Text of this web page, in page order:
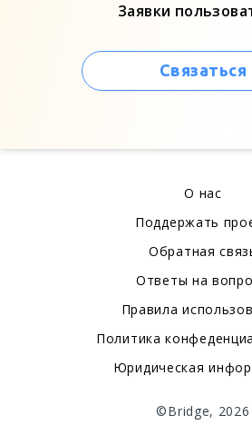
Заявки
Связаться
О нас
Поддержать
Обратная
Ответы на
Правила
Политика
Юридическая
©Bridge, 2026